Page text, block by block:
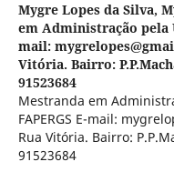
Mygre Lopes da Silva,
em Administração pela
mail:
Vitória. Bairro:
91523684
Mestranda em
FAPERGS E-mail:
Rua Vitória. Bairro:
91523684